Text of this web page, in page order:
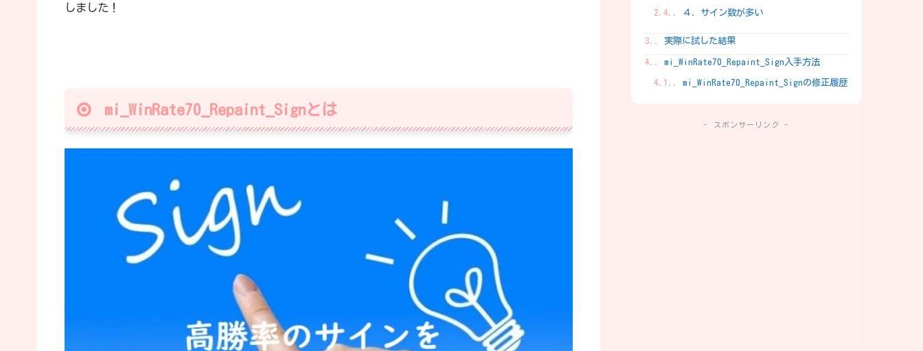
しました！
mi_WinRate70_Repaint_Signとは
2.4. ４．サイン数が多い
3. 実際に試した結果
4. mi_WinRate70_Repaint_Sign入手方法
4.1. mi_WinRate70_Repaint_Signの修正履歴
- スポンサーリンク -